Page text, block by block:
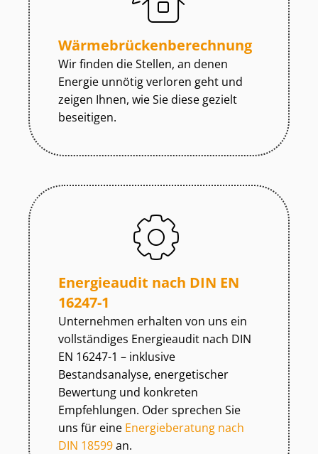
Wär­me­brü­cken­be­rech­nung
Wir finden die Stellen, an denen
Energie unnötig verloren geht und
zeigen Ihnen, wie Sie diese gezielt
beseitigen.
Energieaudit nach DIN EN
16247-1
Unternehmen erhalten von uns ein
vollständiges Energieaudit nach DIN
EN 16247-1 – inklusive
Bestandsanalyse, energetischer
Bewertung und konkreten
Empfehlungen. Oder sprechen Sie
uns für eine Energieberatung nach
DIN 18599an.